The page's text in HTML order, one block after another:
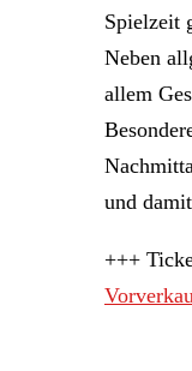
Spielzeit
Neben
allem
und
+++